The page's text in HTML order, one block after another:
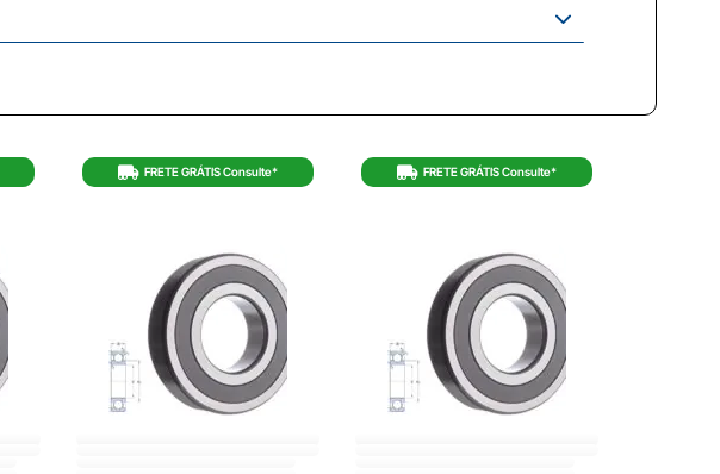
FRETE GRÁTIS Consulte* FRETE GRÁTIS Consulte*